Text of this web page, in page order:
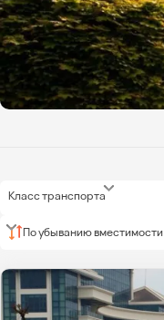
Класс транспорта
По убыванию вместимости